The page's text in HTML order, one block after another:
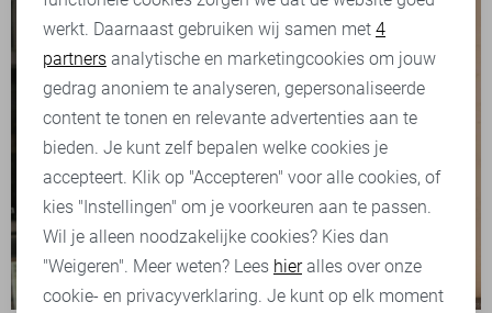
Analytische cookies
Marketing cookies
werkt. Daarnaast gebruiken wij samen met 4
partners analytische en marketingcookies om jouw
gedrag anoniem te analyseren, gepersonaliseerde
content te tonen en relevante advertenties aan te
bieden. Je kunt zelf bepalen welke cookies je
accepteert. Klik op "Accepteren" voor alle cookies, of
kies "Instellingen" om je voorkeuren aan te passen.
Wil je alleen noodzakelijke cookies? Kies dan
"Weigeren". Meer weten? Lees hieralles over onze
cookie- en privacyverklaring. Je kunt op elk moment